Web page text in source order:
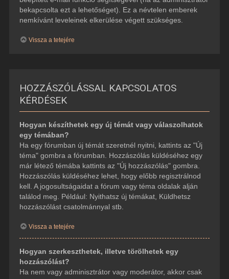
bekapcsolta ezt a lehetőséget). Ez a névtelen emberek
nemkívánt leveleinek elkerülése végett szükséges.
Vissza a tetejére
HOZZÁSZÓLÁSSAL KAPCSOLATOS
KÉRDÉSEK
Hogyan készíthetek egy új témát vagy válaszolhatok
egy témában?
Ha egy fórumban új témát szeretnél nyitni, kattints az "Új
téma" gombra a fórumban. Hozzászólás küldéséhez egy
már létező témába kattints az "Új hozzászólás" gombra.
Hozzászólás küldéséhez lehet, hogy előbb regisztrálnod
kell. A jogosultságaidat a fórum vagy téma oldalak alján
találod meg. Például: Nyithatsz új témákat, Küldhetsz
hozzászólást csatolmánnyal stb.
Vissza a tetejére
Hogyan szerkeszthetek, illetve törölhetek egy
hozzászólást?
Ha nem vagy adminisztrátor vagy moderátor, akkor csak